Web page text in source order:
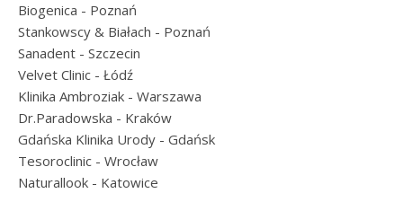
Biogenica - Poznań
Stankowscy & Białach - Poznań
Sanadent - Szczecin
Velvet Clinic - Łódź
Klinika Ambroziak - Warszawa
Dr.Paradowska - Kraków
Gdańska Klinika Urody - Gdańsk
Tesoroclinic - Wrocław
Naturallook - Katowice